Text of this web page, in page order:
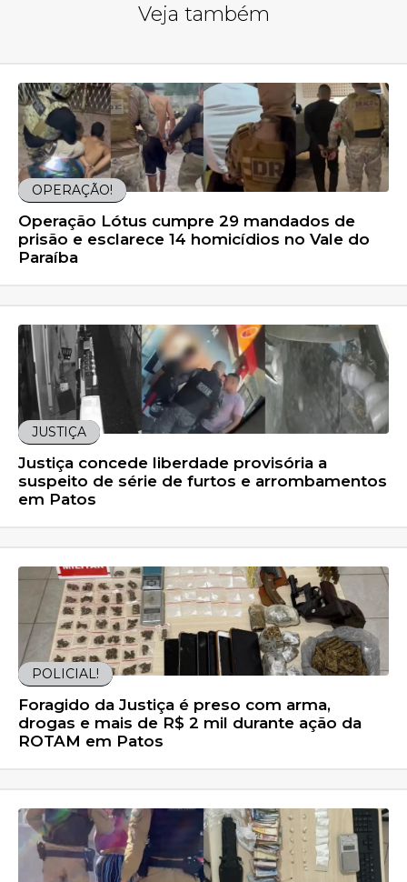
Veja também
OPERAÇÃO!
Operação Lótus cumpre 29 mandados de
prisão e esclarece 14 homicídios no Vale do
Paraíba
JUSTIÇA
Justiça concede liberdade provisória a
suspeito de série de furtos e arrombamentos
em Patos
POLICIAL!
Foragido da Justiça é preso com arma,
drogas e mais de R$ 2 mil durante ação da
ROTAM em Patos